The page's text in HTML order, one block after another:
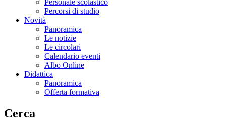
Personale scolastico
Percorsi di studio
Novità
Panoramica
Le notizie
Le circolari
Calendario eventi
Albo Online
Didattica
Panoramica
Offerta formativa
Cerca